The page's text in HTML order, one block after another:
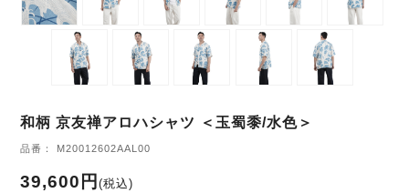
和柄 京友禅アロハシャツ ＜玉蜀黍/水色＞
品番： M20012602AAL00
39,600円(税込)